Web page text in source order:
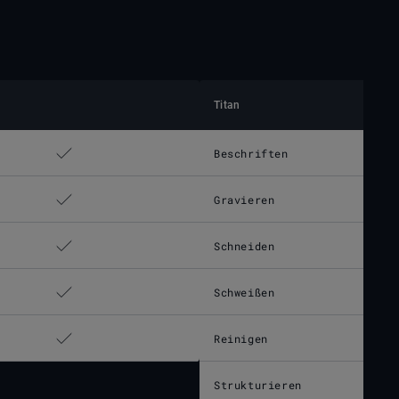
Titan
Beschriften
Gravieren
Schneiden
Schweißen
Reinigen
Strukturieren